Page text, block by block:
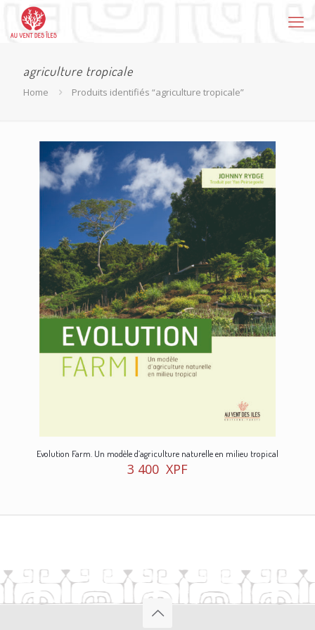
agriculture tropicale
Home Produits identifiés “agriculture tropicale”
Evolution Farm. Un modèle d’agriculture naturelle en milieu tropical
3 400 XPF